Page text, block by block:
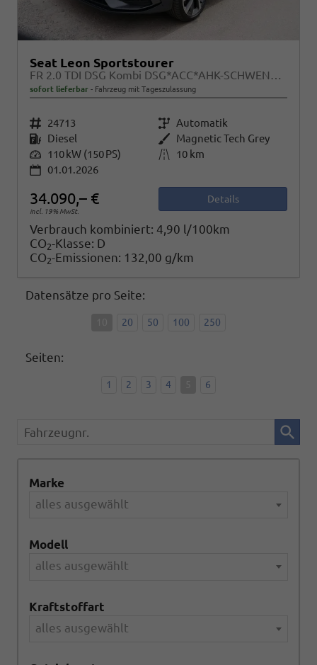
Seat Leon Sportstourer
FR 2.0 TDI DSG Kombi DSG*ACC*AHK-SCHWENKBAR*NAVI*RFK*FULL LINK*TRAVEL ASSIST*
sofort lieferbar Fahrzeug mit Tageszulassung
Fahrzeugnr. 24713 Getriebe Automatik
Kraftstoff Diesel Außenfarbe Magnetic Tech Grey
Leistung 110 kW (150 PS) Kilometerstand
10 km
01.01.2026
34.090,– €
incl. 19% MwSt.
Details
Verbrauch kombiniert: 4,90 l/100km
CO2-Klasse: D
CO2-Emissionen: 132,00 g/km
Datensätze pro Seite:
20 50 100 250
Seiten:
1 2 3 4 6
Fahrzeugnr.
Marke
alles ausgewählt
Modell
alles ausgewählt
Kraftstoffart
alles ausgewählt